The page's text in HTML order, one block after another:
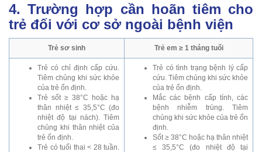
4. Trường hợp cần hoãn tiêm cho
trẻ đối với cơ sở ngoài bệnh viện
Trẻ sơ sinh Trẻ em ≥ 1 tháng tuổi
Trẻ có chỉ định cấp cứu.
Tiêm chủng khi sức khỏe
của trẻ ổn định.
Trẻ sốt ≥ 38°C hoặc hạ
thân nhiệt ≤ 35,5°C (đo
nhiệt độ tại nách). Tiêm
chủng khi thân nhiệt của
trẻ ổn định.
Trẻ có tuổi thai < 28 tuần.
Trẻ có tình trạng bệnh lý cấp
cứu. Tiêm chủng khi sức khỏe
của trẻ ổn định.
Mắc các bệnh cấp tính, các
bệnh nhiễm trùng. Tiêm
chủng khi sức khỏe của trẻ ổn
định.
Sốt ≥ 38°C hoặc hạ thân nhiệt
≤ 35,5°C (đo nhiệt độ tại